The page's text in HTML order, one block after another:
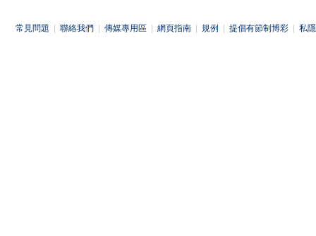
常見問題 聯絡我們 傳媒專用區 網頁指南 規例 提倡有節制博彩 私